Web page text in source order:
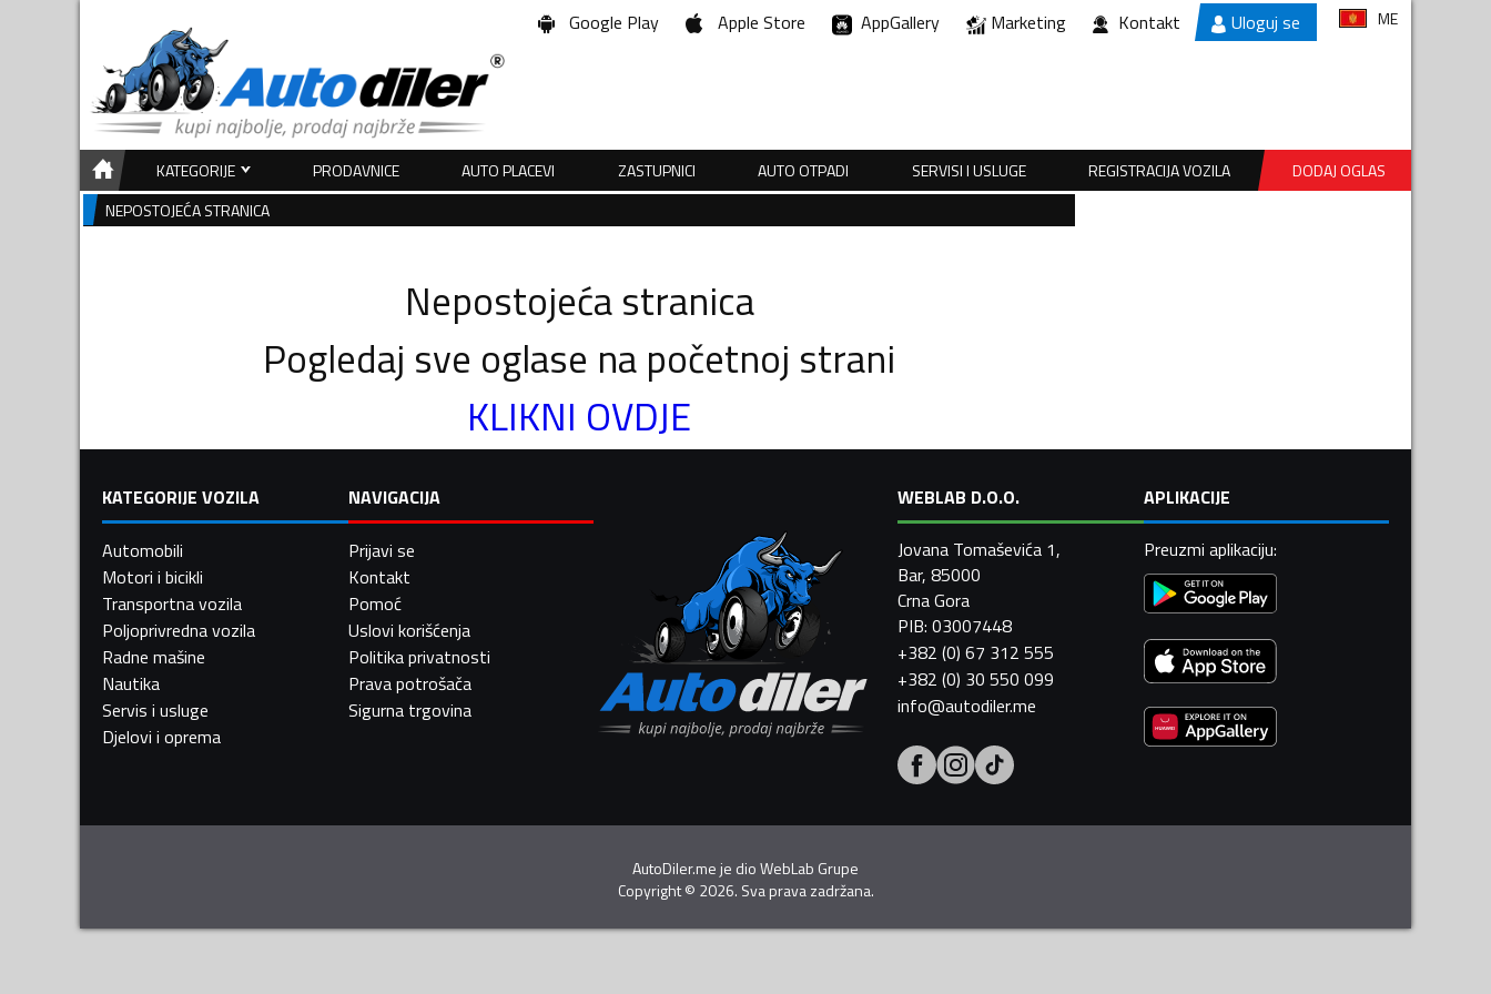
Google Play Apple Store AppGallery Marketing Kontakt Uloguj se ME
KATEGORIJE PRODAVNICE AUTO PLACEVI ZASTUPNICI AUTO OTPADI SERVISI I USLUGE REGISTRACIJA VOZILA
DODAJ OGLAS
NEPOSTOJEĆA STRANICA
Nepostojeća stranica
Pogledaj sve oglase na početnoj strani
KLIKNI OVDJE
KATEGORIJE VOZILA
Automobili
Motori i bicikli
Transportna vozila
Poljoprivredna vozila
Radne mašine
Nautika
Servis i usluge
Djelovi i oprema
NAVIGACIJA
Prijavi se
Kontakt
Pomoć
Uslovi korišćenja
Politika privatnosti
Prava potrošača
Sigurna trgovina
WEBLAB D.O.O.
Jovana Tomaševića 1,
Bar, 85000
Crna Gora
PIB: 03007448
+382 (0) 67 312 555
+382 (0) 30 550 099
info@autodiler.me
APLIKACIJE
Preuzmi aplikaciju:
AutoDiler.me je dioWebLab Grupe
Copyright© 2026. Sva prava zadržana.